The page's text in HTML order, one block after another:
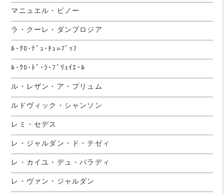
マニュエル・ピノー
ラ・クーレ・ダンブロジア
ﾙ･ｸﾛ･ﾃﾞｭ･ﾁｭ=ﾌﾞｯﾌ
ﾙ･ｸﾛ･ﾄﾞ･ﾗ･ﾌﾞﾘｭｲｴｰﾙ
ル・レザン・ア・プリュム
ルドヴィック・シャンソン
レミ・セデス
レ・ジャルダン・ド・テゼィ
レ・カイユ・デュ・パラディ
レ・ヴァン・ジャルダン